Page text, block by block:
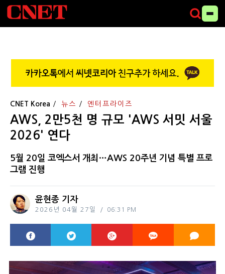
CNET Korea 뉴스 엔터프라이즈
AWS, 2만5천 명 규모 'AWS 서밋 서울
2026' 연다
5월 20일 코엑스서 개최…AWS 20주년 기념 특별 프로
그램 진행
윤현종 기자
2026년 04월 27일 06:31 PM